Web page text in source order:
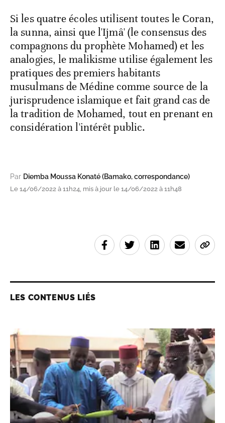
Si les quatre écoles utilisent toutes le Coran,
la sunna, ainsi que l'Ijmâ' (le consensus des
compagnons du prophète Mohamed) et les
analogies, le malikisme utilise également les
pratiques des premiers habitants
musulmans de Médine comme source de la
jurisprudence islamique et fait grand cas de
la tradition de Mohamed, tout en prenant en
considération l'intérêt public.
Par Diemba Moussa Konaté (Bamako, correspondance)
Le 14/06/2022 à 11h24, mis à jour le 14/06/2022 à 11h48
LES CONTENUS LIÉS